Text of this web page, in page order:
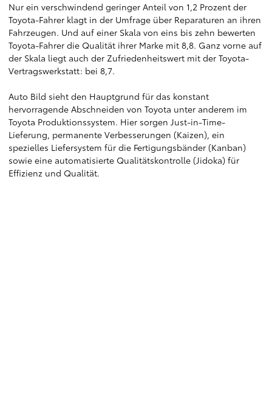
Nur ein verschwindend geringer Anteil von 1,2 Prozent der
Toyota-Fahrer klagt in der Umfrage über Reparaturen an ihren
Fahrzeugen. Und auf einer Skala von eins bis zehn bewerten
Toyota-Fahrer die Qualität ihrer Marke mit 8,8. Ganz vorne auf
der Skala liegt auch der Zufriedenheitswert mit der Toyota-
Vertragswerkstatt: bei 8,7.
Auto Bild sieht den Hauptgrund für das konstant
hervorragende Abschneiden von Toyota unter anderem im
Toyota Produktionssystem. Hier sorgen Just-in-Time-
Lieferung, permanente Verbesserungen (Kaizen), ein
spezielles Liefersystem für die Fertigungsbänder (Kanban)
sowie eine automatisierte Qualitätskontrolle (Jidoka) für
Effizienz und Qualität.